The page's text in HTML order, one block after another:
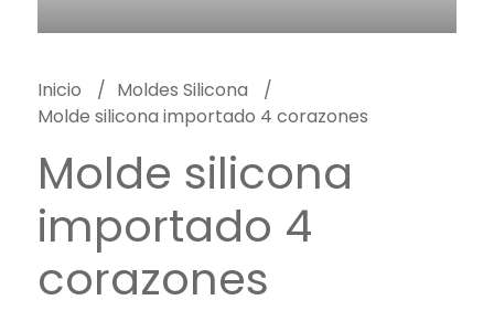
Inicio
Moldes Silicona
Molde silicona importado 4 corazones
Molde silicona
importado 4
corazones